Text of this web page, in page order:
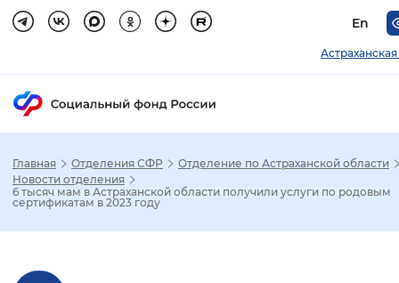
En
Главная Отделения СФР
Отделение по Астраханской области
Новости отделения
6 тысяч мам в Астраханской области получили услуги по родовым
сертификатам в 2023 году